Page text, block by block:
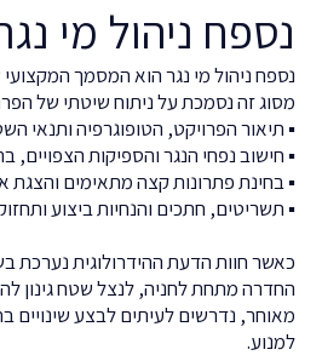
נספח ניהול מי
נספח ניהול מי נגר הוא המסמך המקצועי
מסוג זה נסמכת על ניתוח שיטתי של
▪ תיאור הפרויקט, הטופוגרפיה ותנאי
▪ חישוב נפחי הנגר והספיקות הצפויים,
▪ בחינת פתרונות קצה מתאימים והצגת
▪ תשריטים, חתכים והנחיות ביצוע
כאשר חוות הדעת ההידרולוגית נערכת
החדרה מתחת לחניה, לנצל שטח גינון
מאוחר, נדרשים לעיתים לבצע שינויים
למנוע.